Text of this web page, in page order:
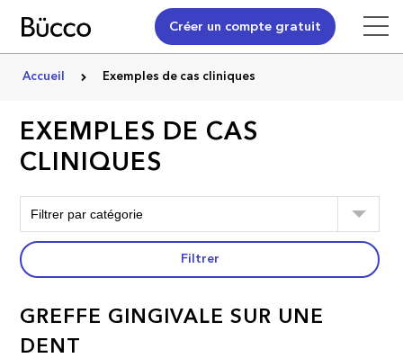
Créer un compte gratuit
Accueil Exemples de cas cliniques
EXEMPLES DE CAS
CLINIQUES
Filtrer
GREFFE GINGIVALE SUR UNE
DENT